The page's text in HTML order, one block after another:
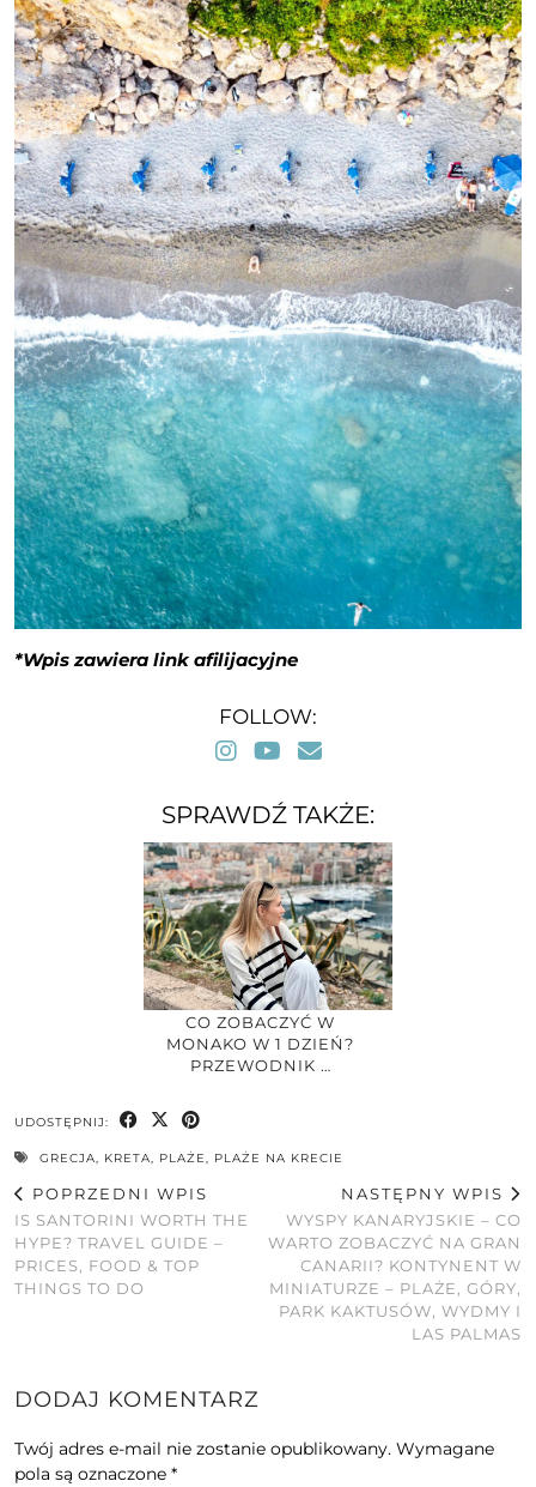
*Wpis zawiera link afilijacyjne
FOLLOW:
SPRAWDŹ TAKŻE:
CO ZOBACZYĆ W
MONAKO W 1 DZIEŃ?
PRZEWODNIK …
UDOSTĘPNIJ:
GRECJA, KRETA, PLAŻE, PLAŻE NA KRECIE
POPRZEDNI WPIS
IS SANTORINI WORTH THE
HYPE? TRAVEL GUIDE –
PRICES, FOOD & TOP
THINGS TO DO
NASTĘPNY WPIS
WYSPY KANARYJSKIE – CO
WARTO ZOBACZYĆ NA GRAN
CANARII? KONTYNENT W
MINIATURZE – PLAŻE, GÓRY,
PARK KAKTUSÓW, WYDMY I
LAS PALMAS
DODAJ KOMENTARZ
Twój adres e-mail nie zostanie opublikowany. Wymagane
pola są oznaczone *